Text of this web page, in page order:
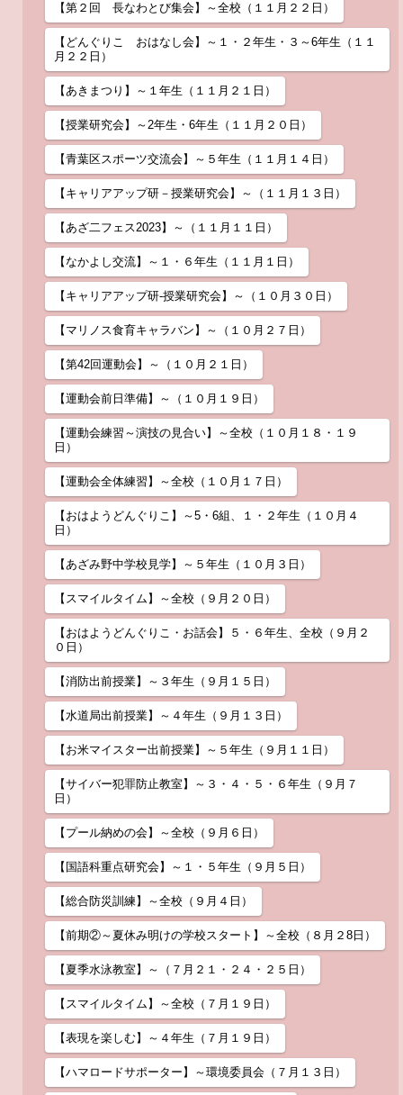
【第２回 長なわとび集会】～全校（１１月２２日）
【どんぐりこ おはなし会】～１・２年生・３～6年生（１１
月２２日）
【あきまつり】～１年生（１１月２１日）
【授業研究会】～2年生・6年生（１１月２０日）
【青葉区スポーツ交流会】～５年生（１１月１４日）
【キャリアアップ研－授業研究会】～（１１月１３日）
【あざ二フェス2023】～（１１月１１日）
【なかよし交流】～１・６年生（１１月１日）
【キャリアアップ研-授業研究会】～（１０月３０日）
【マリノス食育キャラバン】～（１０月２７日）
【第42回運動会】～（１０月２１日）
【運動会前日準備】～（１０月１９日）
【運動会練習～演技の見合い】～全校（１０月１８・１９
日）
【運動会全体練習】～全校（１０月１７日）
【おはようどんぐりこ】～5・6組、１・２年生（１０月４
日）
【あざみ野中学校見学】～５年生（１０月３日）
【スマイルタイム】～全校（９月２０日）
【おはようどんぐりこ・お話会】５・６年生、全校（９月２
０日）
【消防出前授業】～３年生（９月１５日）
【水道局出前授業】～４年生（９月１３日）
【お米マイスター出前授業】～５年生（９月１１日）
【サイバー犯罪防止教室】～３・４・５・６年生（９月７
日）
【プール納めの会】～全校（９月６日）
【国語科重点研究会】～１・５年生（９月５日）
【総合防災訓練】～全校（９月４日）
【前期②～夏休み明けの学校スタート】～全校（８月２8日）
【夏季水泳教室】～（７月２１・２４・２５日）
【スマイルタイム】～全校（７月１９日）
【表現を楽しむ】～４年生（７月１９日）
【ハマロードサポーター】～環境委員会（７月１３日）